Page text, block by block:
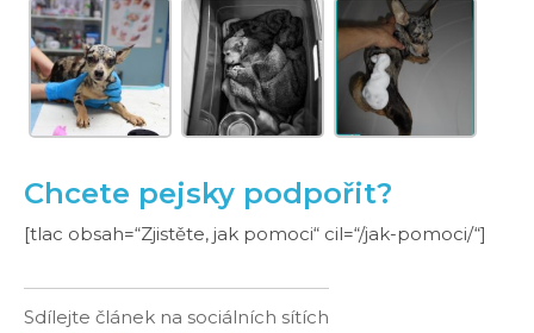
Chcete pejsky podpořit?
[tlac obsah=“Zjistěte, jak pomoci“ cil=“/jak-pomoci/“]
Sdílejte článek na sociálních sítích